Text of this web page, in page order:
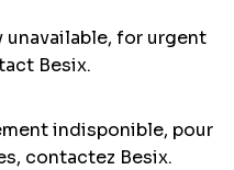
for urgent
Besix.
indisponible, pour
contactez Besix.